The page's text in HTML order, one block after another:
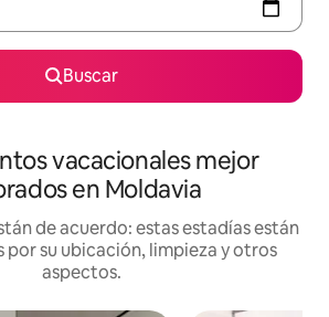
Buscar
vacacionales mejor
en Moldavia
de acuerdo: estas estadías están
por su ubicación, limpieza y otros
aspectos.